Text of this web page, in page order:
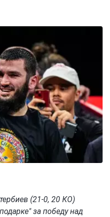
(21-0, 20 КО)
за победу над